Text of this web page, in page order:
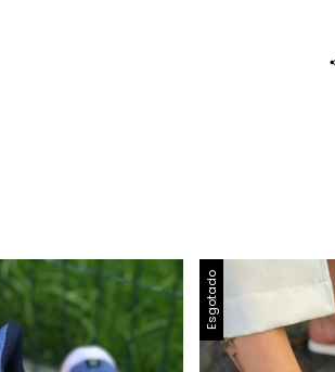
Esgotado